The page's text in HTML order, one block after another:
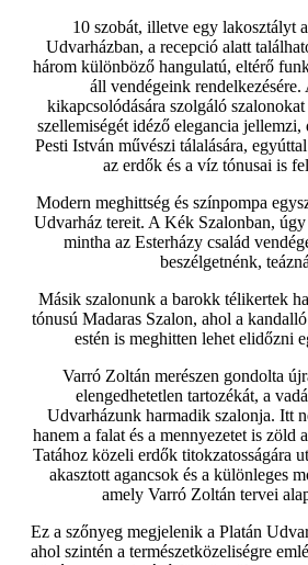
10 szobát, illetve egy lakosztályt
Udvarházban, a recepció alatt
három különböző hangulatú, eltérő
áll vendégeink
kikapcsolódására szolgáló
szellemiségét idéző elegancia jellemzi,
Pesti István művészi tálalására,
az erdők és a víz tónusai is
Modern meghittség és színpompa
Udvarház tereit. A Kék Szalonban,
mintha az Esterházy család
beszélgetnénk,
Másik szalonunk a barokk télikertek
tónusú Madaras Szalon, ahol a
estén is meghitten lehet elidőzni
Varró Zoltán merészen gondolta
elengedhetetlen tartozékát, a
Udvarházunk harmadik szalonja. Itt
hanem a falat és a mennyezetet is zöld
Tatához közeli erdők titokzatosságára
akasztott agancsok és a különleges
amely Varró Zoltán tervei
Ez a szőnyeg megjelenik a Platán
ahol szintén a természetközeliségre